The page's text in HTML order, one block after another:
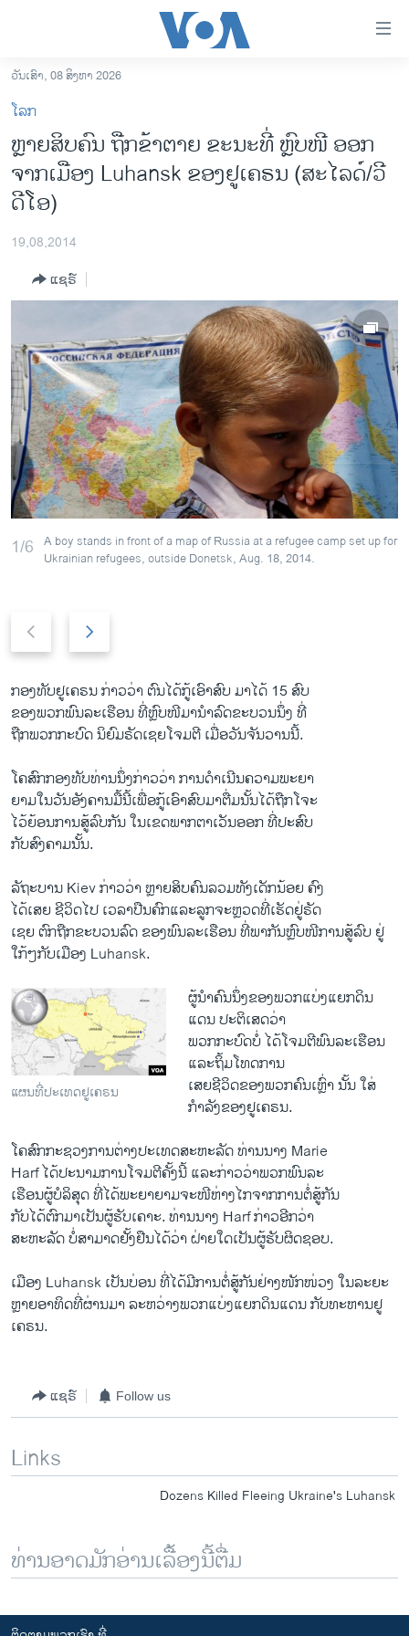
ເຂົ້າ
ຫາ
ຂ້າມ
ຂ້າມ
ໄປ
ຫາ
ຊອກ
ອາເມຣິກາ
ການເລືອກຕັ້ງ ປະທານາທີບໍດີ ສະຫະລັດ 2024
ຊີວິດຊາວລາວ
ຊຸມຊົນຊາວລາວ
ວິທະຍາສາດ-ເທັກໂນໂລຈີ
ທຸລະກິດ
ພາສາອັງກິດ
ວີດີໂອ
ສຽງ
ພາສາຕ່າງໆ
ວັນເສົາ, 08 ສິງຫາ 2026
ໂລກ
ຫຼາຍສິບຄົນ ຖືກຂ້າຕາຍ ຂະນະທີ່ ຫຼົບໜີ ອອກ
ຈາກເມືອງ Luhansk ຂອງຢູເຄຣນ (ສະໄລດ໌/ວ​ີ​
ດີ​ໂອ)
19,08,2014
ແຊຣ໌
1/6 A boy stands in front of a map of Russia at a refugee camp set up for
Ukrainian refugees, outside Donetsk, Aug. 18, 2014.
Previous
slide
Next
slide
ກອງທັບຢູ​ເຄຣນ ກ່າວ​ວ່າ ຕົນ​ໄດ້​ກູ້​ເອົາ​ສົບ ມາ​ໄດ້ 15 ສົບ
ຂອງ​ພວກ​ພົນລະ​ເຮືອນ ທີ່ຫຼົບໜີ​ມາ​ນຳ​ລົດຂະ​ບວນນຶ່ງ ທີ່​
ຖືກ​ພວກ​ກະບົດ ນິຍົມຣັດ​ເຊຍໂຈມ​ຕີ ເມື່ອວັນ​ຈັນ​ວານ​ນີ້. ​
​ໂຄສົກ​ກອງທັບທ່ານ​ນຶ່ງ​ກ່າວ​ວ່າ ການ​ດຳ​ເນີນຄວາມ​ພະຍາ
ຍາມ​ໃນ​ວັນ​ອັງຄານ​ມື້​ນີ້​ເພື່ອ​ກູ້​ເອົາສົບ​ມາ​ຕື່ມ​ນັ້ນໄດ້​ຖືກ​ໂຈະ
​ໄວ້ຍ້ອນ​ການ​ສູ້​ລົບ​ກັນ ​ໃນ​ເຂດ​ພາກ​ຕາ​ເວັນ​ອອກ ​ທີ່​ປະສົບ​
ກັບ​ສົງຄາມນັ້ນ.
ລັຖະບານ Kiev ກ່າວ​ວ່າ ຫຼາຍສິບ​ຄົນລວມທັງ​ເດັກນ້ອຍ ຄົງ​
ໄດ້ເສຍ ຊີວິດ​ໄປ ​ເວລາ​ປືນ​ຄົກ​ແລະ​ລູກ​ຈະ​ຫຼວດທີ່​ເຮັດ​ຢູ່ຣັດ​
ເຊຍ ຕົກ​ຖືກ​ຂະ​ບວນລົດ ຂອງພົນລະ​ເຮືອນ ທີ່​ພາກັນ​ຫຼົບໜີ​ການ​ສູ້​ລົບ ຢູ່​
ໃກ້ໆ​ກັບ​ເມືອງ Luhansk.
ແຜນທີ່ປະເທດຢູເຄຣນ
ຜູ້ນຳຄົນ​ນຶ່ງ​ຂອງພວກ​ແບ່ງ​ແຍກ​ດິນ​
ແດນ​ ປະຕິ​ເສດວ່າ ​
ພວກ​ກະບົດບໍ່ ໄດ້ໂຈມຕີ​ພົນລະ​ເຮືອນ ​
ແລະ​ຖິ້ມໂທດການ
​ເສຍ​ຊີວິດຂອງພວກ​ຄົນ​ເຫຼົ່າ ນັ້ນ ​ໃສ່
ກຳລັງຂອງ​ຢູ​ເຄຣນ.
​ໂຄສົກກະຊວງ​ການ​ຕ່າງປະ​ເທດ​ສະຫະລັດ ທ່ານ​ນາງ Marie
Harf ​ໄດ້​ປະນາມ​ການ​ໂຈມ​ຕີຄັ້ງນີ້ ​ແລະ​ກ່າວ​ວ່າ​ພວກພົນລະ​
ເຮືອນ​ຜູ້​ບໍລິສຸດ ​ທີ່​ໄດ້​ພະຍາຍາມຈະ​ໜີ​ຫ່າງ​ໄກຈາກການ​ຕໍ່ສູ້​ກັນ
​ກັບໄດ້ຕົກ​ມາ​ເປັນ​ຜູ້​ຮັບເຄາ​ະ. ທ່ານ​ນາງ Harf ກ່າວອີກ​ວ່າ
ສະຫະລັດ ບໍ່​ສາມາດ​ຢັ້ງຢືນ​ໄດ້​ວ່າ ຝ່າຍ​ໃດ​ເປັນ​ຜູ້​ຮັບຜິດຊອບ.
ເມືອງ Luhansk ​ເປັນບ່ອນ ​ທີ່​ໄດ້​ມີ​ການ​ຕໍ່ສູ້​ກັນ​ຢ່າງ​ໜັກ​ໜ່ວງ ​ໃນ​ລະຍະ
ຫຼາຍອາທິດ​ທີ່​ຜ່ານ​ມາ ລະຫວ່າງພວກ​ແບ່ງ​ແຍກ​ດິນ​ແດນ ກັບທະຫານ​ຢູ​
ເຄຣນ.
ແຊຣ໌ Follow us
Links
Dozens Killed Fleeing Ukraine's Luhansk
ທ່ານອາດມັກອ່ານເລື້ອງນີ້ຕື່ມ